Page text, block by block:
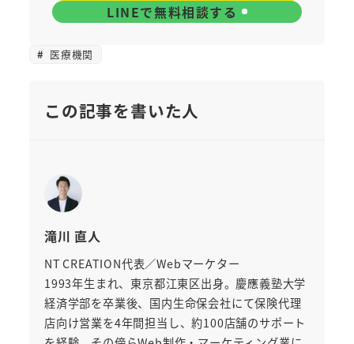
LINEで無料相談する
医療機関
この記事を書いた人
滝川 直人
NT CREATION代表／Webマーケター
1993年生まれ、東京都江東区出身。慶應義塾大学
経済学部を卒業後、国内生命保会社にて保険代理
店向け営業を4年間担当し、約100店舗のサポート